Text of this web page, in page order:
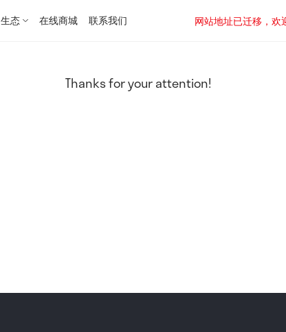
生态 在线商城 联系我们
网站地址已迁移，
Thanks for your attention!